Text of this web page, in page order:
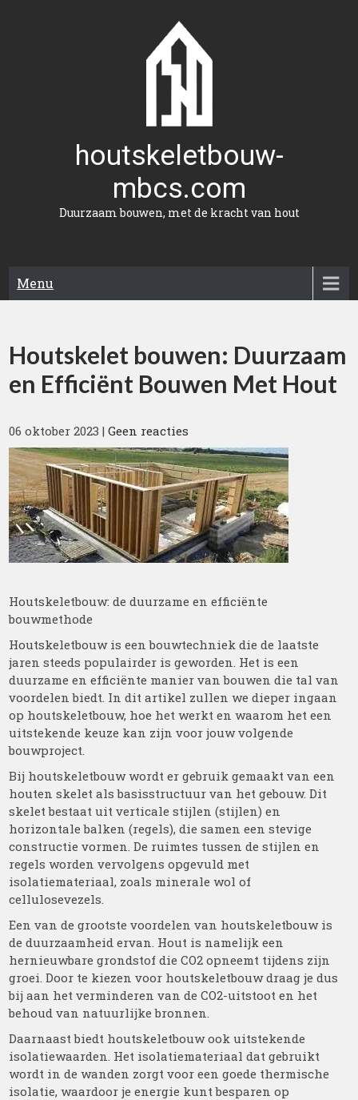
houtskeletbouw-
mbcs.com
Duurzaam bouwen, met de kracht van hout
Menu
Houtskelet bouwen: Duurzaam
en Efficiënt Bouwen Met Hout
06 oktober 2023 |Geen reacties
Houtskeletbouw: de duurzame en efficiënte
bouwmethode
Houtskeletbouw is een bouwtechniek die de laatste
jaren steeds populairder is geworden. Het is een
duurzame en efficiënte manier van bouwen die tal van
voordelen biedt. In dit artikel zullen we dieper ingaan
op houtskeletbouw, hoe het werkt en waarom het een
uitstekende keuze kan zijn voor jouw volgende
bouwproject.
Bij houtskeletbouw wordt er gebruik gemaakt van een
houten skelet als basisstructuur van het gebouw. Dit
skelet bestaat uit verticale stijlen (stijlen) en
horizontale balken (regels), die samen een stevige
constructie vormen. De ruimtes tussen de stijlen en
regels worden vervolgens opgevuld met
isolatiemateriaal, zoals minerale wol of
cellulosevezels.
Een van de grootste voordelen van houtskeletbouw is
de duurzaamheid ervan. Hout is namelijk een
hernieuwbare grondstof die CO2 opneemt tijdens zijn
groei. Door te kiezen voor houtskeletbouw draag je dus
bij aan het verminderen van de CO2-uitstoot en het
behoud van natuurlijke bronnen.
Daarnaast biedt houtskeletbouw ook uitstekende
isolatiewaarden. Het isolatiemateriaal dat gebruikt
wordt in de wanden zorgt voor een goede thermische
isolatie, waardoor je energie kunt besparen op